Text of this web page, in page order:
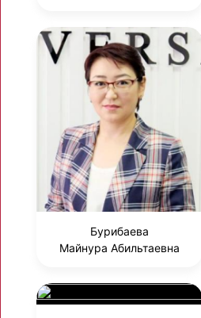
Бурибаева
Майнура Абильтаевна